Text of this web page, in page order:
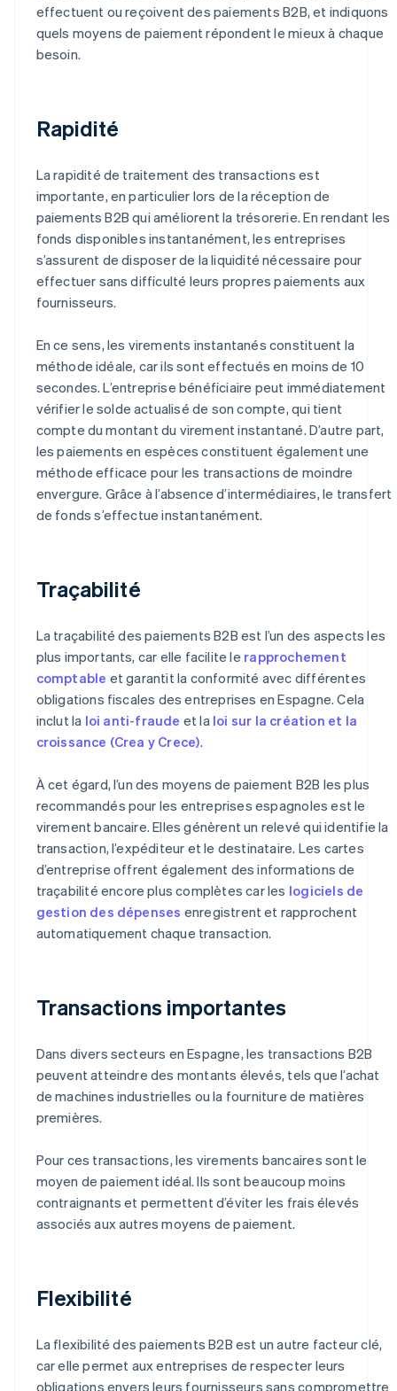
effectuent ou reçoivent des paiements B2B, et indiquons
quels moyens de paiement répondent le mieux à chaque
besoin.
Rapidité
La rapidité de traitement des transactions est
importante, en particulier lors de la réception de
paiements B2B qui améliorent la trésorerie. En rendant les
fonds disponibles instantanément, les entreprises
s’assurent de disposer de la liquidité nécessaire pour
effectuer sans difficulté leurs propres paiements aux
fournisseurs.
En ce sens, les virements instantanés constituent la
méthode idéale, car ils sont effectués en moins de 10
secondes. L’entreprise bénéficiaire peut immédiatement
vérifier le solde actualisé de son compte, qui tient
compte du montant du virement instantané. D’autre part,
les paiements en espèces constituent également une
méthode efficace pour les transactions de moindre
envergure. Grâce à l’absence d’intermédiaires, le transfert
de fonds s’effectue instantanément.
Traçabilité
La traçabilité des paiements B2B est l’un des aspects les
plus importants, car elle facilite le rapprochement
comptable et garantit la conformité avec différentes
obligations fiscales des entreprises en Espagne. Cela
inclut la loi anti-fraude et la loi sur la création et la
croissance (Crea y Crece).
À cet égard, l’un des moyens de paiement B2B les plus
recommandés pour les entreprises espagnoles est le
virement bancaire. Elles génèrent un relevé qui identifie la
transaction, l’expéditeur et le destinataire. Les cartes
d’entreprise offrent également des informations de
traçabilité encore plus complètes car les logiciels de
gestion des dépenses enregistrent et rapprochent
automatiquement chaque transaction.
Transactions importantes
Dans divers secteurs en Espagne, les transactions B2B
peuvent atteindre des montants élevés, tels que l’achat
de machines industrielles ou la fourniture de matières
premières.
Pour ces transactions, les virements bancaires sont le
moyen de paiement idéal. Ils sont beaucoup moins
contraignants et permettent d’éviter les frais élevés
associés aux autres moyens de paiement.
Flexibilité
La flexibilité des paiements B2B est un autre facteur clé,
car elle permet aux entreprises de respecter leurs
obligations envers leurs fournisseurs sans compromettre